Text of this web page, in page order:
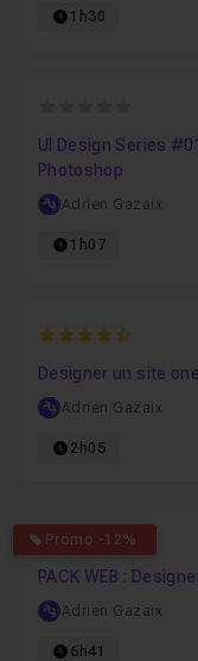
1h30
UI Design Series
Photoshop
Adrien Gazaix
1h07
4.9166666666667
Designer un site
Adrien Gazaix
2h05
Promo -12%
4.3
PACK WEB :
Adrien Gazaix
6h41